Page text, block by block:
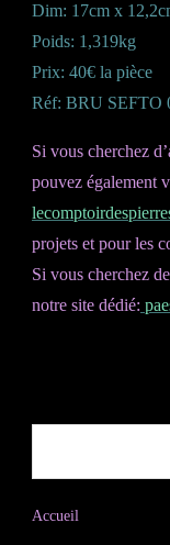
Dim: 17cm x
Poids: 1,319kg
Prix: 40€ la pièce
Réf: BRU SEFTO
Si vous cherchez
pouvez également
projets et pour les
Si vous cherchez
notre site dédié:
Accueil